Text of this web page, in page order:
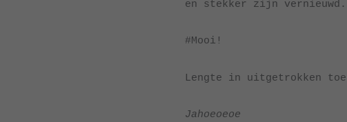
en stekker zijn vernieuwd.
#Mooi!
Lengte in uitgetrokken
Jahoeoeoe